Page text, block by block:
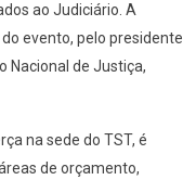
ao Judiciário. A
evento, pelo presidente
Nacional de Justiça,
na sede do TST, é
de orçamento,